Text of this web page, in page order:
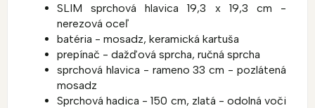
SLIM sprchová hlavica 19,3 x 19,3 cm -
nerezová oceľ
batéria - mosadz, keramická kartuša
prepínač - dažďová sprcha, ručná sprcha
sprchová hlavica - rameno 33 cm - pozlátená
mosadz
Sprchová hadica - 150 cm, zlatá - odolná voči